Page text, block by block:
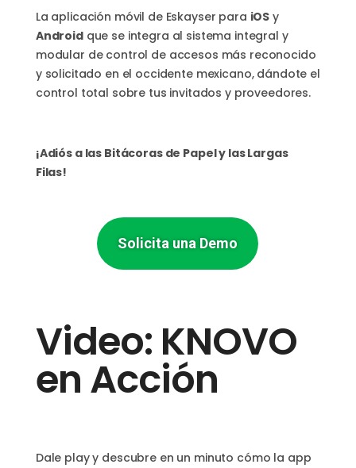
La aplicación móvil de Eskayser para iOS y
Androidque se integra al sistema integral y
modular de control de accesos más reconocido
y solicitado en el occidente mexicano, dándote el
control total sobre tus invitados y proveedores.
¡Adiós a las Bitácoras de Papel y las Largas
Filas!
Solicita una Demo
Video: KNOVO
en Acción
Dale play y descubre en un minuto cómo la app